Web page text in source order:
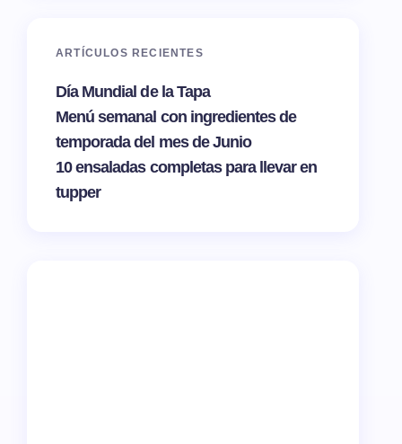
ARTÍCULOS RECIENTES
Día Mundial de la Tapa
Menú semanal con ingredientes de
temporada del mes de Junio
10 ensaladas completas para llevar en
tupper